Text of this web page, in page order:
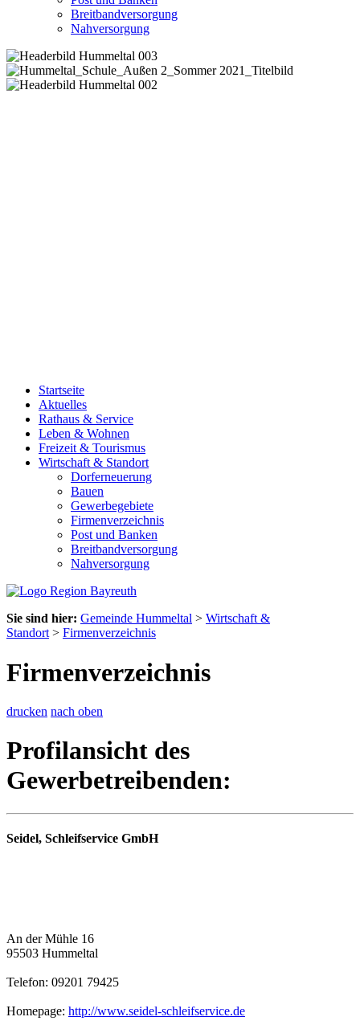
Breitbandversorgung
Nahversorgung
Startseite
Aktuelles
Rathaus & Service
Leben & Wohnen
Freizeit & Tourismus
Wirtschaft & Standort
Dorferneuerung
Bauen
Gewerbegebiete
Firmenverzeichnis
Post und Banken
Breitbandversorgung
Nahversorgung
Sie sind hier: Gemeinde Hummeltal > Wirtschaft &
Standort > Firmenverzeichnis
Firmenverzeichnis
drucken nach oben
Profilansicht des
Gewerbetreibenden:
Seidel, Schleifservice GmbH
An der Mühle 16
95503 Hummeltal
Telefon: 09201 79425
Homepage: http://www.seidel-schleifservice.de